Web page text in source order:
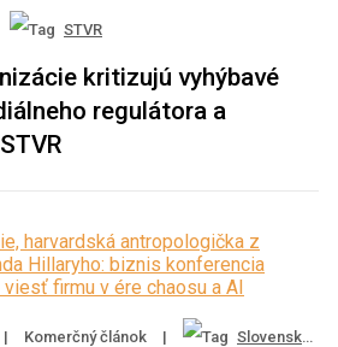
STVR
kritizujú vyhýbavé
regulátora a
| Komerčný článok | Slovenská sporiteľňa